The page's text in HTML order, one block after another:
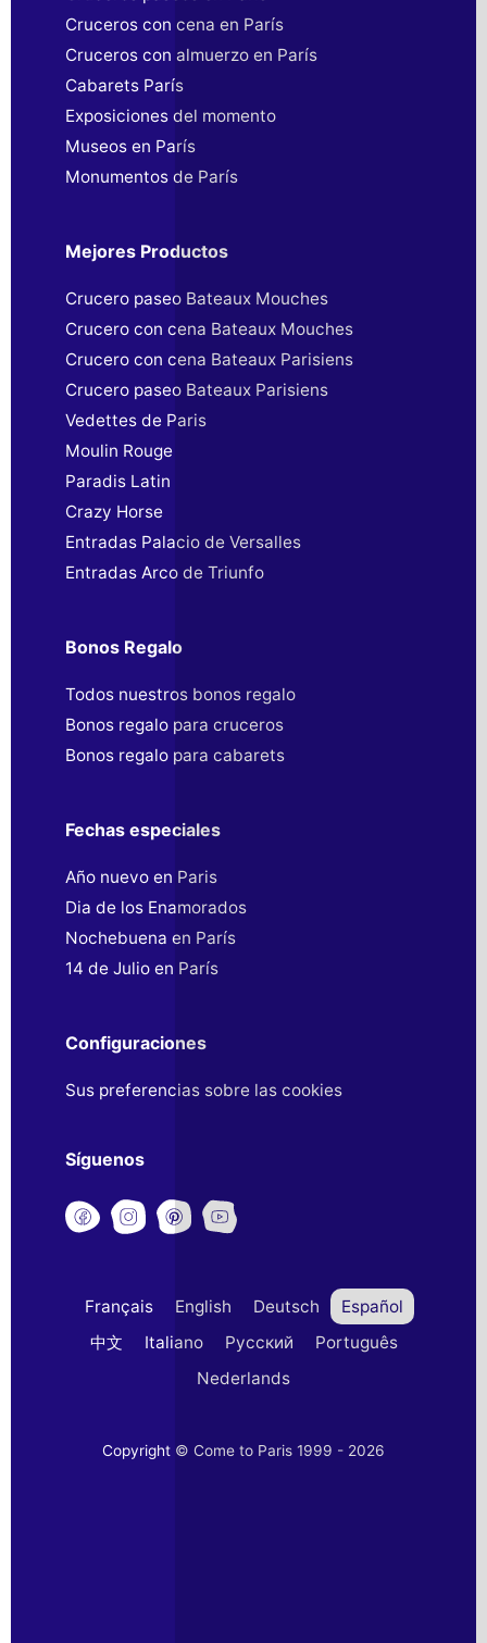
Cruceros con cena en París
Cruceros con almuerzo en París
Cabarets París
Exposiciones del momento
Museos en París
Monumentos de París
Mejores Productos
Crucero paseo Bateaux Mouches
Crucero con cena Bateaux Mouches
Crucero con cena Bateaux Parisiens
Crucero paseo Bateaux Parisiens
Vedettes de Paris
Moulin Rouge
Paradis Latin
Crazy Horse
Entradas Palacio de Versalles
Entradas Arco de Triunfo
Bonos Regalo
Todos nuestros bonos regalo
Bonos regalo para cruceros
Bonos regalo para cabarets
Fechas especiales
Año nuevo en Paris
Dia de los Enamorados
Nochebuena en París
14 de Julio en París
Configuraciones
Sus preferencias sobre las cookies
Síguenos
Français English Deutsch
Español
中文
Italiano Русский
Português
Nederlands
Copyright © Come to Paris 1999 - 2026